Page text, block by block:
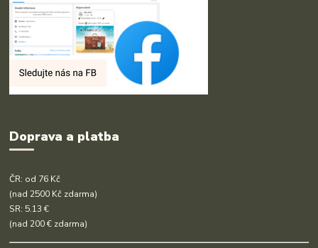
Doprava a platba
ČR: od 76 Kč
(nad 2500 Kč zdarma)
SR: 5.13 €
(nad 200 € zdarma)